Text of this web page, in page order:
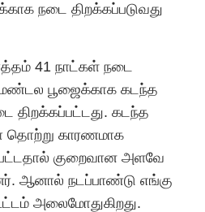
நடை திறக்கப்படுவது
41 நாட்கள் நடை
மண்டல பூஜைக்காக கடந்த
திறக்கப்பட்டது. கடந்த
காரணமாக
குறைவான அளவே
ஆனால் நடப்பாண்டு எங்கு
அலைமோதுகிறது.